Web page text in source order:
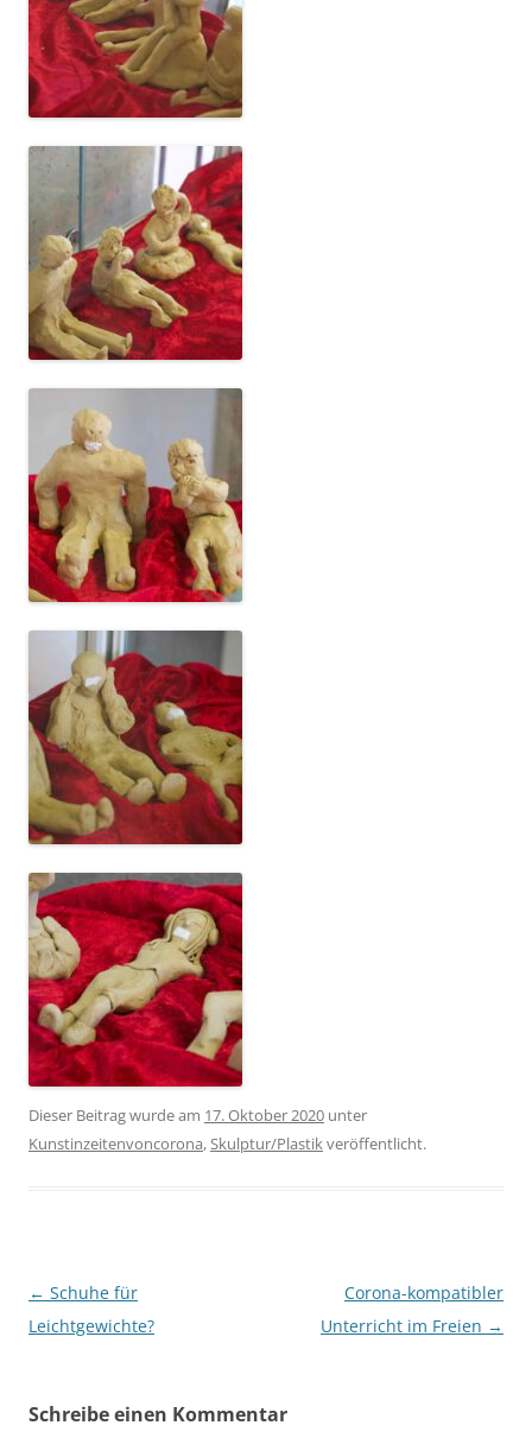
Dieser Beitrag wurde am 17. Oktober 2020 unter
Kunstinzeitenvoncorona,Skulptur/Plastikveröffentlicht.
Beitragsnavigation
← Schuhe für
Leichtgewichte?
Corona-kompatibler
Unterricht im Freien →
Schreibe einen Kommentar